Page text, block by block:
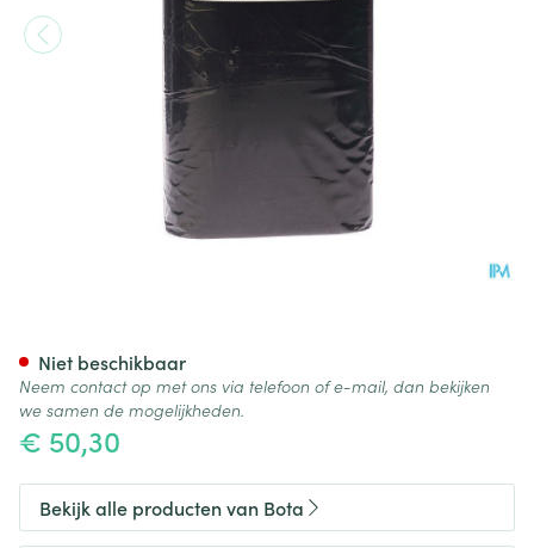
€ 50,30
Niet beschikbaar
Neem contact op met ons via telefoon of e-mail, dan bekijken
we samen de mogelijkheden.
Bekijk alle producten van Bota